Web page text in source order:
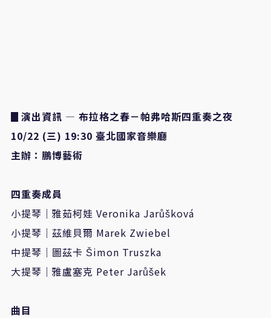
▊ 演出資訊 — 布拉格之春－帕弗哈斯四重奏之夜
10/22 (三) 19:30 臺北國家音樂廳
主辦：鵬博藝術
四重奏成員
小提琴｜雅茹柯娃 Veronika Jarůšková
小提琴｜茲維貝爾 Marek Zwiebel
中提琴｜圖茲卡 Šimon Truszka
大提琴｜雅盧塞克 Peter Jarůšek
曲目